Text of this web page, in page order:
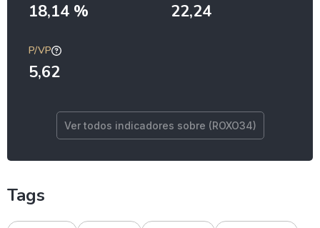
18,14 % 22,24
P/VP
5,62
Ver todos indicadores sobre (ROXO34)
Tags